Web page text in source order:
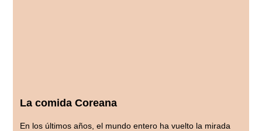
La comida Coreana
En los últimos años, el mundo entero ha vuelto la mirada